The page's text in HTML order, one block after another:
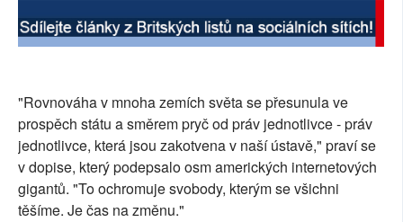
"Rovnováha v mnoha zemích světa se přesunula ve
prospěch státu a směrem pryč od práv jednotlivce - práv
jednotlivce, která jsou zakotvena v naší ústavě," praví se
v dopise, který podepsalo osm amerických internetových
gigantů. "To ochromuje svobody, kterým se všichni
těšíme. Je čas na změnu."